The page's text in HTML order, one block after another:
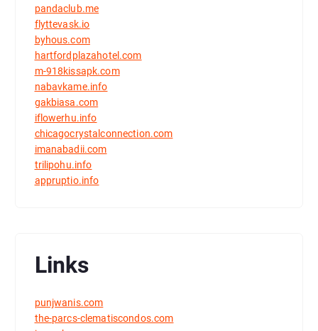
pandaclub.me
flyttevask.io
byhous.com
hartfordplazahotel.com
m-918kissapk.com
nabavkame.info
gakbiasa.com
iflowerhu.info
chicagocrystalconnection.com
imanabadii.com
trilipohu.info
appruptio.info
Links
punjwanis.com
the-parcs-clematiscondos.com